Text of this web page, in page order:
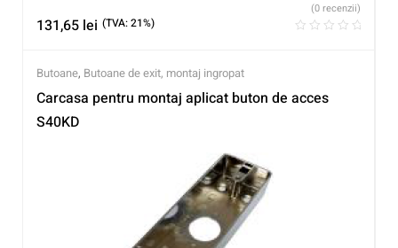
131,65 lei (TVA: 21%)
(0 recenzii)
Butoane, Butoane de exit, montaj ingropat
Carcasa pentru montaj aplicat buton de acces
S40KD